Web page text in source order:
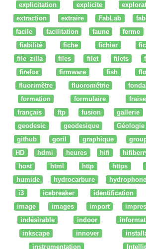
explicitation
explicite
extraction
extraire FabLab
facile
facilitation faune ferme
fiabilité
fiche fichier
file zilla
files filet filets
firefox
firmware fish
fluorimètre
fluorométrie
formation
formulaire
français
ftp fusion gallerie
geodesic
geodesique Géologie
github
goril graphique
HD
hdmi heures hifi
host
html http https
humide
hydrocarbure hydrophone
i3
icebreaker identification
image
images import
indésirable
indoor
inkscape
innover
instrumentation